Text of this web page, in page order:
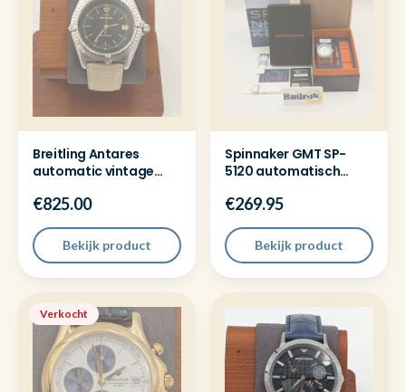
Breitling Antares
automatic vintage
€825.00
Bekijk product
Spinnaker GMT SP-
5120 automatisch
€269.95
Bekijk product
Verkocht